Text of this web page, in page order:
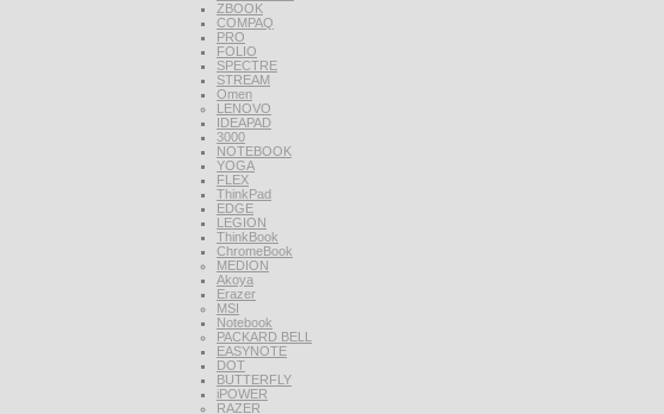
ZBOOK
COMPAQ
PRO
FOLIO
SPECTRE
STREAM
Omen
LENOVO
IDEAPAD
3000
NOTEBOOK
YOGA
FLEX
ThinkPad
EDGE
LEGION
ThinkBook
ChromeBook
MEDION
Akoya
Erazer
MSI
Notebook
PACKARD BELL
EASYNOTE
DOT
BUTTERFLY
iPOWER
RAZER